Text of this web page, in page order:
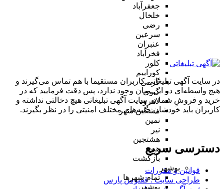
جعفرآباد
خلخال
رضی
سرعین
عنبران
فخرآباد
کلور
کوراییم
گرمی
گیوی
لاهرود
مشگین شهر
نمین
نیر
هشتجین
هیر
بازگشت
بوشهر
تمام شهر‌ها
بوشهر
در سایت آگهی تبلیغاتی کاربران مستقیما با هم تماس می‌گیرند و
هیچ واسطه‌ای در این میان وجود ندارد، پس دقت فرمایید که در
خرید و فروشِ شما در سایت آگهی تبلیغاتی هیچ دخالتی نداشته و
کاربران باید خودشان جنبه‌های مختلف امنیتی را در نظر بگیرند.
دسترسی سریع
قوانین و مقررات
طراحی سایت : ققنوس پارس